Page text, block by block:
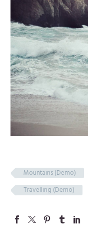
Mountains (Demo)
Travelling (Demo)